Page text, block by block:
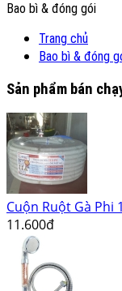
Bao bì & đóng gói
Trang chủ
Bao bì & đóng
Sản phẩm bán
Cuộn Ruột Gà Phi
11.600đ